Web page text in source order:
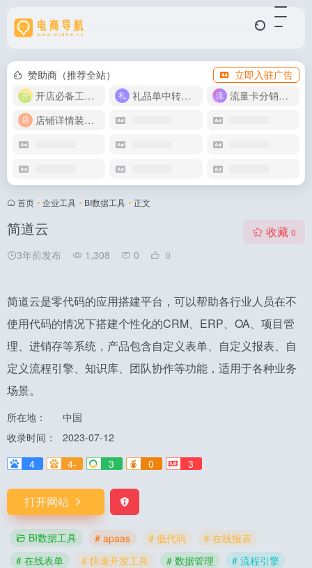
赞助商（推荐全站）
立即入驻广告
开店必备工具箱
礼品单中转同步单
流量卡分销代理
店铺详情装修模版
首页 • 企业工具 • BI数据工具 • 正文
简道云
3年前发布 1,308 0 0
收藏 0
简道云是零代码的应用搭建平台，可以帮助各行业人员在不
使用代码的情况下搭建个性化的CRM、ERP、OA、项目管
理、进销存等系统，产品包含自定义表单、自定义报表、自
定义流程引擎、知识库、团队协作等功能，适用于各种业务
场景。
所在地：
中国
收录时间：
2023-07-12
4
4- 3 0 3
打开网站
BI数据工具 # apaas # 低代码
# 在线报表
# 在线表单
# 快速开发工具 # 数据管理
# 流程引擎